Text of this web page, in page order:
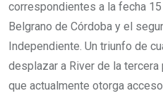
correspondientes a la fecha
Belgrano de Córdoba y el
Independiente. Un triunfo de
desplazar a River de la tercera
que actualmente otorga